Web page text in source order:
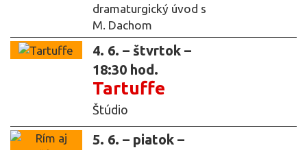
dramaturgický úvod s
M. Dachom
4. 6. – štvrtok –
18:30 hod.
Tartuffe
Štúdio
5. 6. – piatok –